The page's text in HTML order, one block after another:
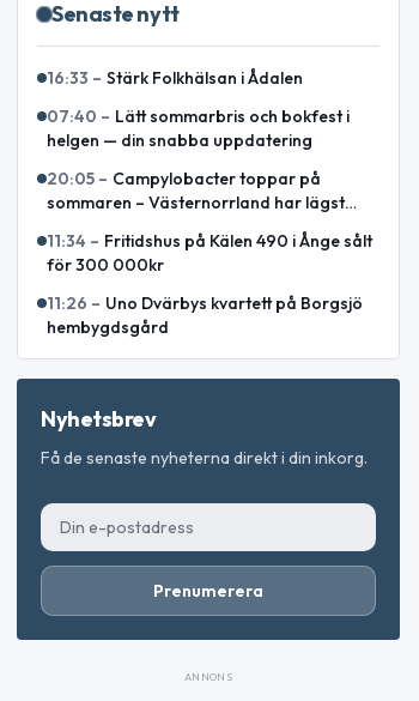
Senaste nytt
16:33 – Stärk Folkhälsan i Ådalen
07:40 – Lätt sommarbris och bokfest i
helgen — din snabba uppdatering
20:05 – Campylobacter toppar på
sommaren – Västernorrland har lägst
11:34 – Fritidshus på Kälen 490 i Ånge sålt
för 300 000kr
11:26 – Uno Dvärbys kvartett på Borgsjö
hembygdsgård
Nyhetsbrev
Få de senaste nyheterna direkt i din inkorg.
Prenumerera
ANNONS